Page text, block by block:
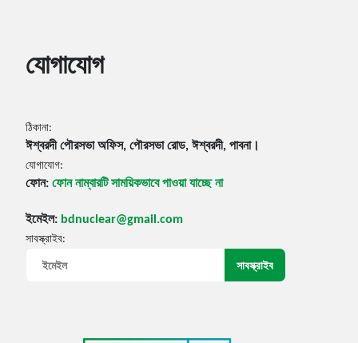
যোগাযোগ
ঠিকানা:
ঈশ্বরদী পৌরসভা অফিস, পৌরসভা রোড, ঈশ্বরদী, পাবনা।
যোগাযোগ:
ফোন: ফোন নাম্বারটি সাময়িকভাবে পাওয়া যাচ্ছে না
ইমেইল: bdnuclear@gmail.com
সাবস্ক্রাইব: